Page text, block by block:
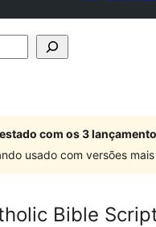
com os 3
usado com versões
Bible